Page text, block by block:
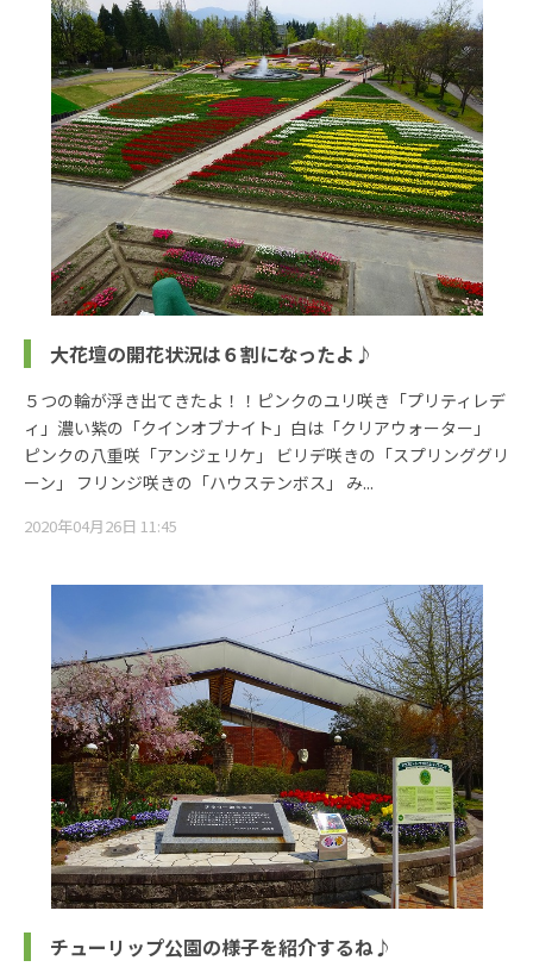
大花壇の開花状況は６割になったよ♪
５つの輪が浮き出てきたよ！！ピンクのユリ咲き「プリティレデ
ィ」濃い紫の「クインオブナイト」白は「クリアウォーター」
ピンクの八重咲「アンジェリケ」 ビリデ咲きの「スプリンググリ
ーン」 フリンジ咲きの「ハウステンボス」 み...
2020年04月26日 11:45
チューリップ公園の様子を紹介するね♪